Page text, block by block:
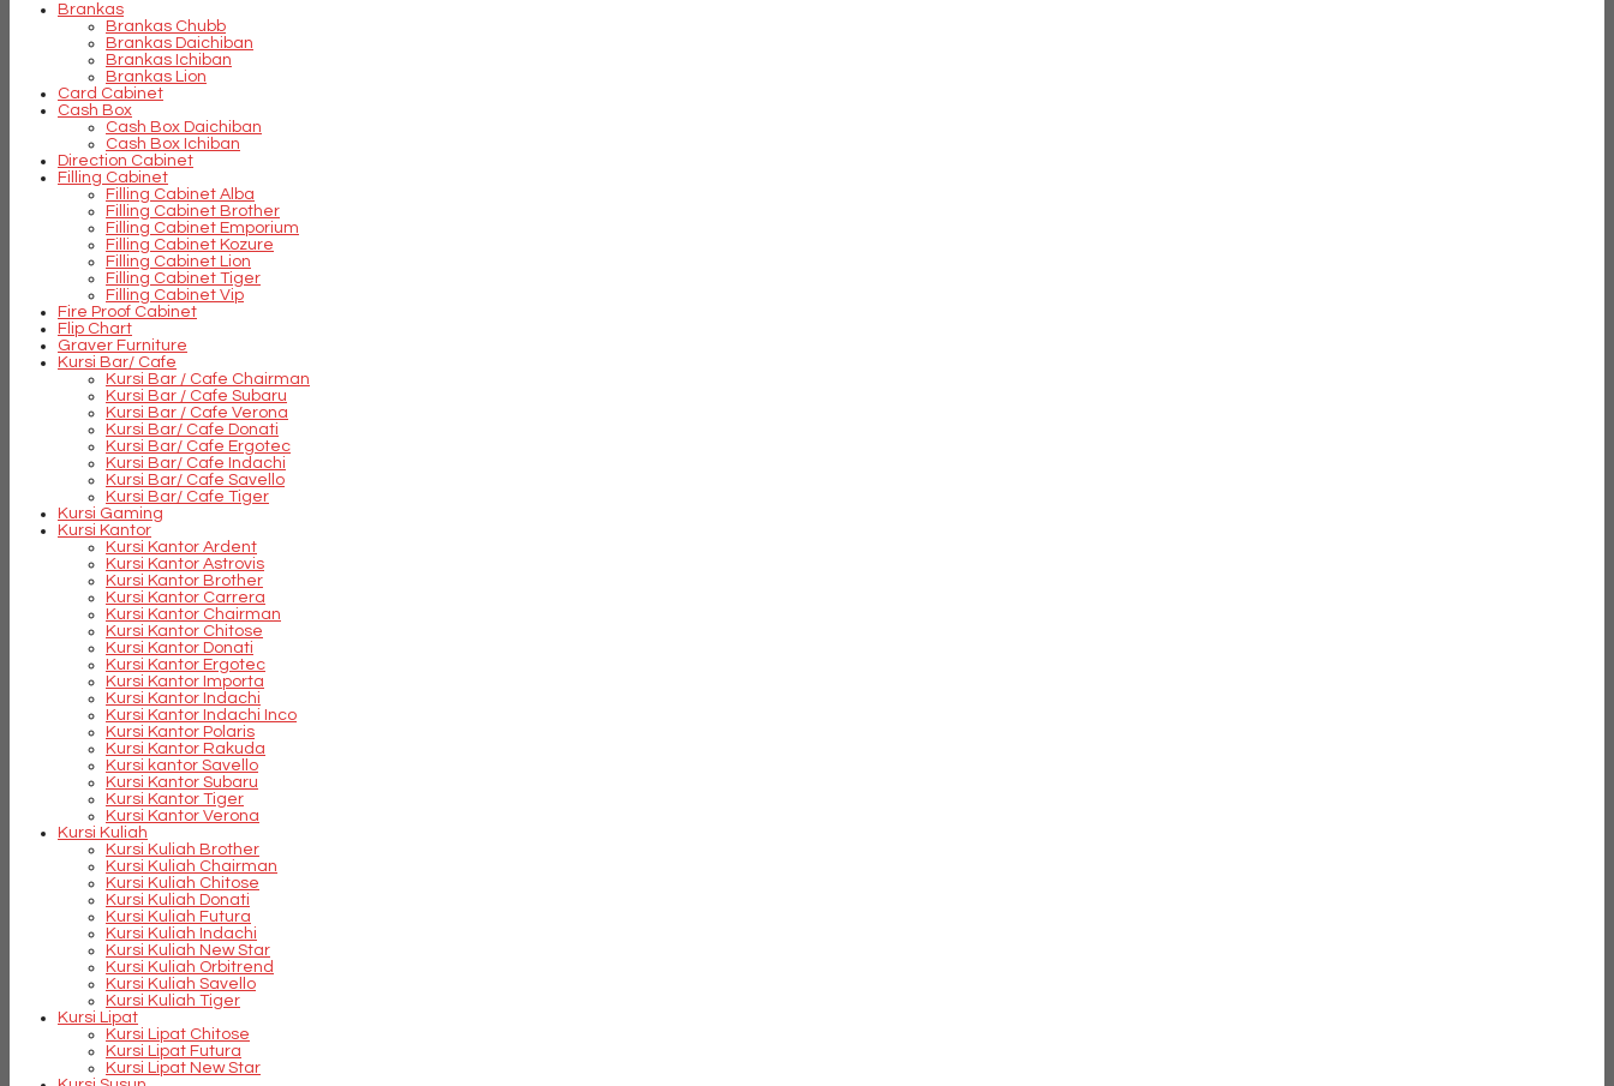
Brankas
Brankas Chubb
Brankas Daichiban
Brankas Ichiban
Brankas Lion
Card Cabinet
Cash Box
Cash Box Daichiban
Cash Box Ichiban
Direction Cabinet
Filling Cabinet
Filling Cabinet Alba
Filling Cabinet Brother
Filling Cabinet Emporium
Filling Cabinet Kozure
Filling Cabinet Lion
Filling Cabinet Tiger
Filling Cabinet Vip
Fire Proof Cabinet
Flip Chart
Graver Furniture
Kursi Bar/ Cafe
Kursi Bar / Cafe Chairman
Kursi Bar / Cafe Subaru
Kursi Bar / Cafe Verona
Kursi Bar/ Cafe Donati
Kursi Bar/ Cafe Ergotec
Kursi Bar/ Cafe Indachi
Kursi Bar/ Cafe Savello
Kursi Bar/ Cafe Tiger
Kursi Gaming
Kursi Kantor
Kursi Kantor Ardent
Kursi Kantor Astrovis
Kursi Kantor Brother
Kursi Kantor Carrera
Kursi Kantor Chairman
Kursi Kantor Chitose
Kursi Kantor Donati
Kursi Kantor Ergotec
Kursi Kantor Importa
Kursi Kantor Indachi
Kursi Kantor Indachi Inco
Kursi Kantor Polaris
Kursi Kantor Rakuda
Kursi kantor Savello
Kursi Kantor Subaru
Kursi Kantor Tiger
Kursi Kantor Verona
Kursi Kuliah
Kursi Kuliah Brother
Kursi Kuliah Chairman
Kursi Kuliah Chitose
Kursi Kuliah Donati
Kursi Kuliah Futura
Kursi Kuliah Indachi
Kursi Kuliah New Star
Kursi Kuliah Orbitrend
Kursi Kuliah Savello
Kursi Kuliah Tiger
Kursi Lipat
Kursi Lipat Chitose
Kursi Lipat Futura
Kursi Lipat New Star